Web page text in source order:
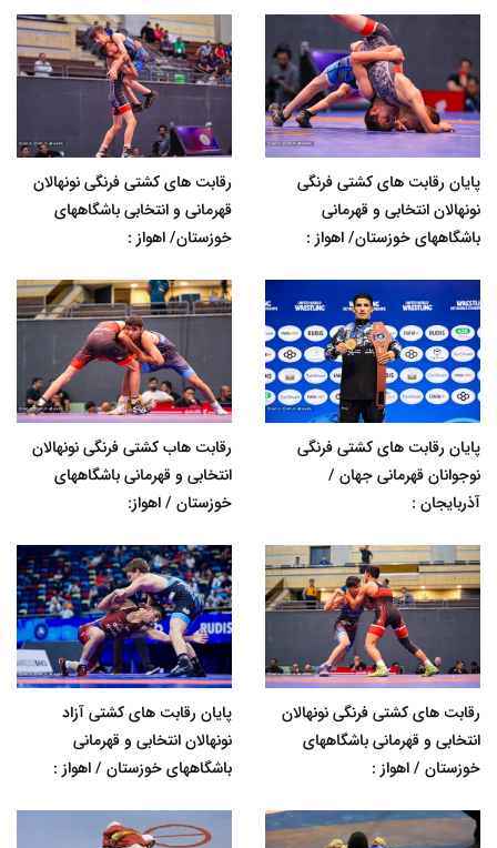
پایان رقابت های کشتی فرنگی
نونهالان انتخابی و قهرمانی
باشگاههای خوزستان/ اهواز :
رقابت های کشتی فرنگی نونهالان
قهرمانی و انتخابی باشگاههای
خوزستان/ اهواز :
پایان رقابت های کشتی فرنگی
نوجوانان قهرمانی جهان /
آذربایجان :
رقابت هاب کشتی فرنگی نونهالان
انتخابی و قهرمانی باشگاههای
خوزستان / اهواز:
رقابت های کشتی فرنگی نونهالان
انتخابی و قهرمانی باشگاههای
خوزستان / اهواز :
پایان رقابت های کشتی آزاد
نونهالان انتخابی و قهرمانی
باشگاههای خوزستان / اهواز :